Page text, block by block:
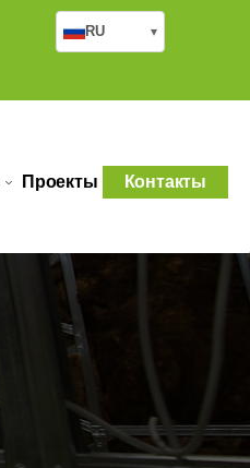
RU ▾
Проекты Контакты